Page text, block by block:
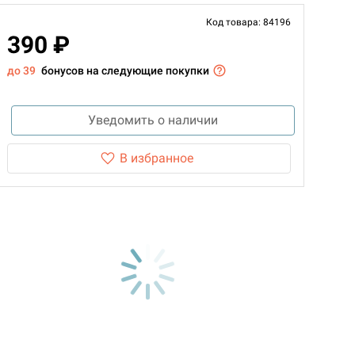
Код товара: 84196
390 ₽
до 39 бонусов на следующие покупки
Уведомить о наличии
В избранное